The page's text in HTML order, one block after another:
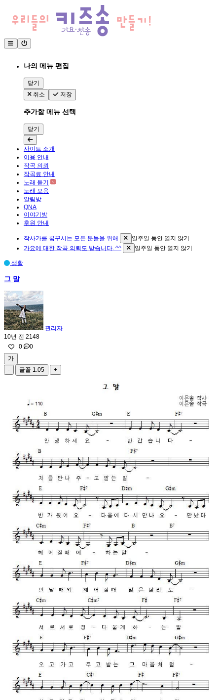
나의 메뉴 편집
닫기
취소
저장
추가할 메뉴 선택
닫기
사이트 소개
이용 안내
작곡 의뢰
작곡료 안내
노래 듣기
노래 모음
알림방
QNA
이야기방
후원 안내
작사가를 꿈꾸시는 모든 분들을 위해
일주일 동안 열지 않기
가요에 대한 작곡 의뢰도 받습니다. ^^
일주일 동안 열지 않기
생활
그 말
관리자
10년 전 2148
0
0
가
-
글꼴 1.05 +